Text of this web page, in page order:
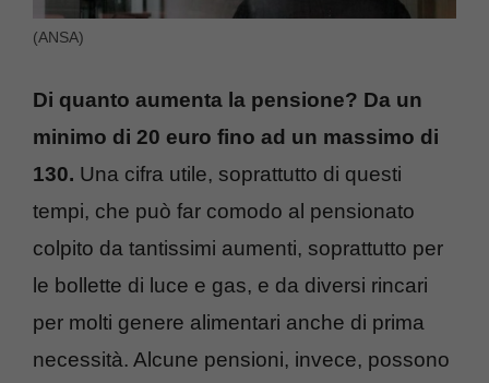
(ANSA)
Di quanto aumenta la pensione? Da un
minimo di 20 euro fino ad un massimo di
130. Una cifra utile, soprattutto di questi
tempi, che può far comodo al pensionato
colpito da tantissimi aumenti, soprattutto per
le bollette di luce e gas, e da diversi rincari
per molti genere alimentari anche di prima
necessità. Alcune pensioni, invece, possono